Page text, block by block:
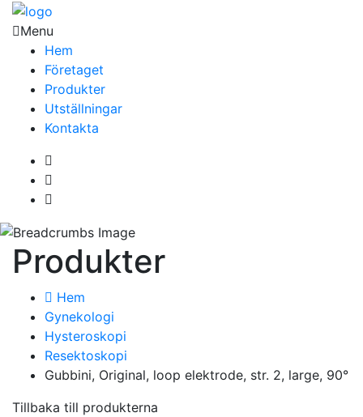
Menu
Hem
Företaget
Produkter
Utställningar
Kontakta
Produkter
Hem
Gynekologi
Hysteroskopi
Resektoskopi
Gubbini, Original, loop elektrode, str. 2, large, 90°
Tillbaka till produkterna